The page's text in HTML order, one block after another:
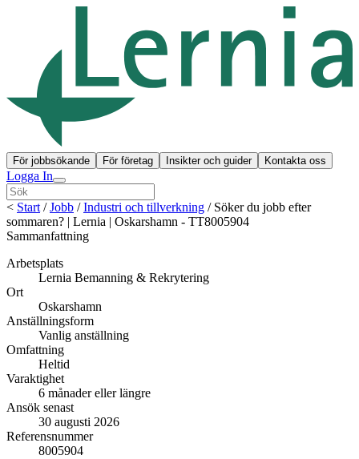
För jobbsökande För företag Insikter och guider Kontakta oss
Logga In
< Start /Jobb /Industri och tillverkning / Söker du jobb efter
sommaren? | Lernia | Oskarshamn - TT8005904
Sammanfattning
Arbetsplats
Lernia Bemanning & Rekrytering
Ort
Oskarshamn
Anställningsform
Vanlig anställning
Omfattning
Heltid
Varaktighet
6 månader eller längre
Ansök senast
30 augusti 2026
Referensnummer
8005904